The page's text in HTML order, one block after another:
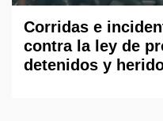
Corridas e
contra la ley de
detenidos y